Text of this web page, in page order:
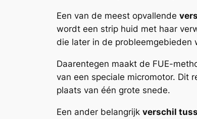
Een van de meest opvallende
wordt een strip huid met haar
die later in de probleemgebieden
Daarentegen maakt de FUE-
van een speciale micromotor. Dit
plaats van één grote snede.
Een ander belangrijk verschil